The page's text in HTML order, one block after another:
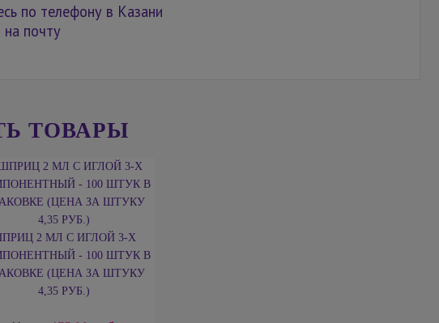
по телефону в Казани
почту
ТОВАРЫ
2 МЛ С ИГЛОЙ 3-Х
- 100 ШТУК В
(ЦЕНА ЗА ШТУКУ
4,35 РУБ.)